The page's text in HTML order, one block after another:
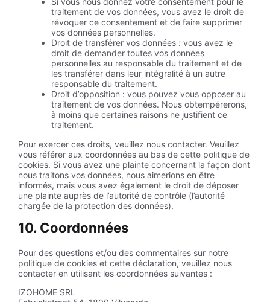
traitement de vos données, vous avez le droit de
révoquer ce consentement et de faire supprimer
vos données personnelles.
Droit de transférer vos données : vous avez le
droit de demander toutes vos données
personnelles au responsable du traitement et de
les transférer dans leur intégralité à un autre
responsable du traitement.
Droit d’opposition : vous pouvez vous opposer au
traitement de vos données. Nous obtempérerons,
à moins que certaines raisons ne justifient ce
traitement.
Pour exercer ces droits, veuillez nous contacter. Veuillez
vous référer aux coordonnées au bas de cette politique de
cookies. Si vous avez une plainte concernant la façon dont
nous traitons vos données, nous aimerions en être
informés, mais vous avez également le droit de déposer
une plainte auprès de l’autorité de contrôle (l’autorité
chargée de la protection des données).
10. Coordonnées
Pour des questions et/ou des commentaires sur notre
politique de cookies et cette déclaration, veuillez nous
contacter en utilisant les coordonnées suivantes :
IZOHOME SRL